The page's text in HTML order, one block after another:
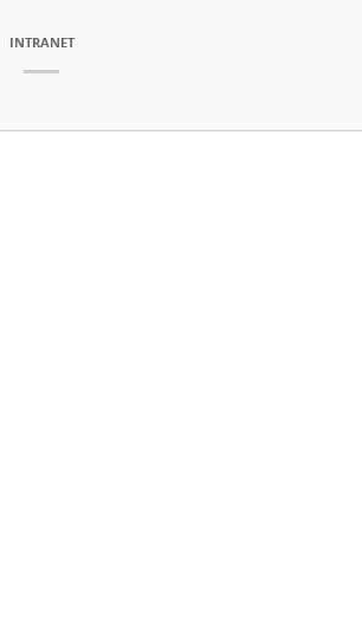
INTRANET